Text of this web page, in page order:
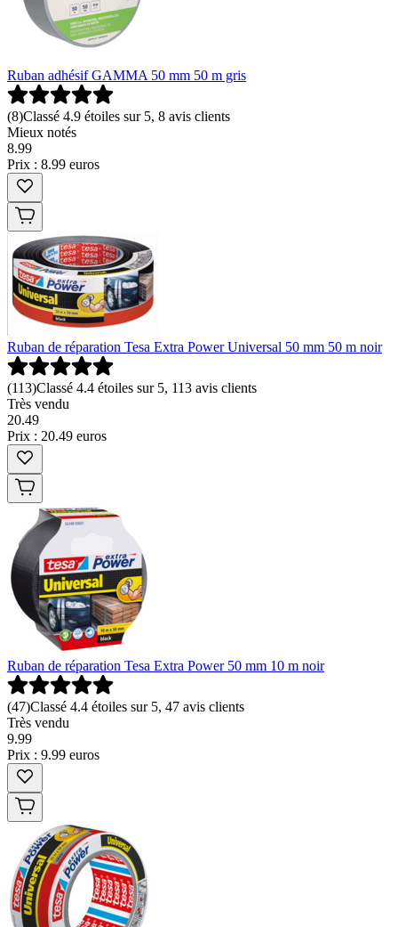
Ruban adhésif GAMMA 50 mm 50 m gris
(8)Classé 4.9 étoiles sur 5, 8 avis clients
Mieux notés
8.99
Prix : 8.99 euros
Ruban de réparation Tesa Extra Power Universal 50 mm 50 m noir
(113)Classé 4.4 étoiles sur 5, 113 avis clients
Très vendu
20.49
Prix : 20.49 euros
Ruban de réparation Tesa Extra Power 50 mm 10 m noir
(47)Classé 4.4 étoiles sur 5, 47 avis clients
Très vendu
9.99
Prix : 9.99 euros